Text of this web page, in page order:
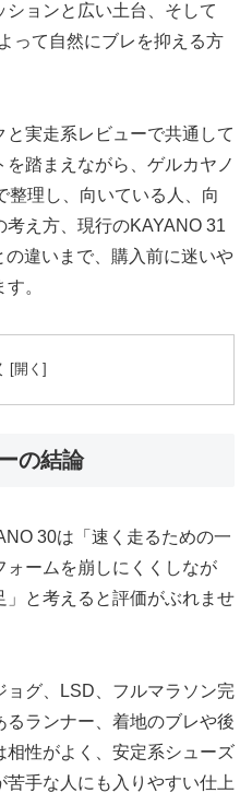
ョンと広い土台、そして
って自然にブレを抑える方
実走系レビューで共通して
踏まえながら、ゲルカヤノ
整理し、向いている人、向
え方、現行のKAYANO 31
違いまで、購入前に迷いや
。
の結論
30は「速く走るための一
ォームを崩しにくくしなが
」と考えると評価がぶれませ
グ、LSD、フルマラソン完
ランナー、着地のブレや後
性がよく、安定系シューズ
手な人にも入りやすい仕上